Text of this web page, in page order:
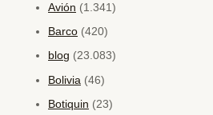
Avión (1.341)
Barco (420)
blog (23.083)
Bolivia (46)
Botiquin (23)